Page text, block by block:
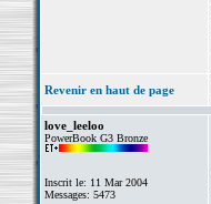
Revenir en haut de page
love_leeloo
PowerBook G3 Bronze
Inscrit le: 11 Mar 2004
Messages: 5473